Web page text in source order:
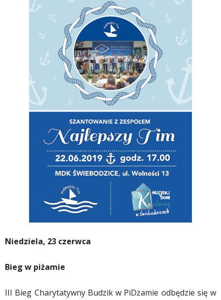
Niedziela, 23 czerwca
Bieg w piżamie
III Bieg Charytatywny Budzik w PiDżamie odbędzie się w